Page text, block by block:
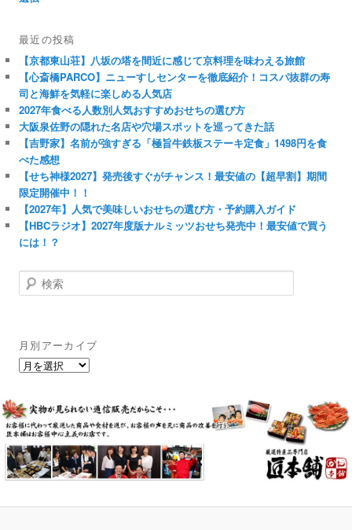
最近の投稿
【京都東山荘】八坂の塔を間近に感じて京料理を味わえる旅館
【心斎橋PARCO】ニューすしセンターを徹底紹介！コスパ抜群の寿
司と海鮮を気軽に楽しめる人気店
2027年食べる人数別人気おすすめおせちの選び方
大阪泉佐野の隠れた名店や穴場スポットを巡ってきた話
【吉野家】名前が強すぎる「極旨牛鉄板ステーキ定食」1498円を食
べた感想
【せち神様2027】発売後すぐがチャンス！最安値の【超早割】期間
限定開催中！！
【2027年】人気で美味しいおせちの選び方・予約購入ガイド
【HBCラジオ】2027年度版ナルミッツおせち発売中！最安値で買う
には！？
検
索
月別アーカイブ
月
ー
カ
イ
ブ